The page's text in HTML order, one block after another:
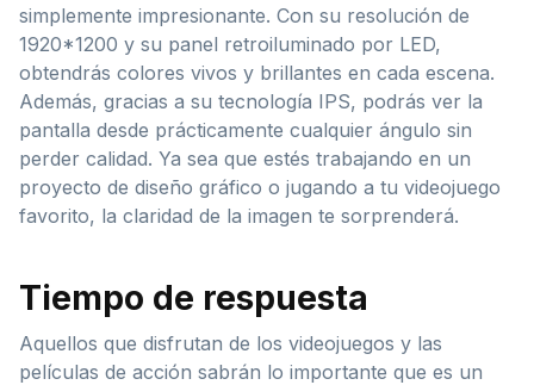
simplemente impresionante. Con su resolución de
1920*1200 y su panel retroiluminado por LED,
obtendrás colores vivos y brillantes en cada escena.
Además, gracias a su tecnología IPS, podrás ver la
pantalla desde prácticamente cualquier ángulo sin
perder calidad. Ya sea que estés trabajando en un
proyecto de diseño gráfico o jugando a tu videojuego
favorito, la claridad de la imagen te sorprenderá.
Tiempo de respuesta
Aquellos que disfrutan de los videojuegos y las
películas de acción sabrán lo importante que es un